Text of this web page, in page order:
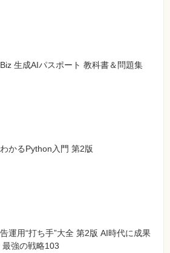
生成AIパスポート 教科書＆問題集
かるPython入門 第2版
運用“打ち手”大全 第2版 AI時代に成果
最強の戦略103